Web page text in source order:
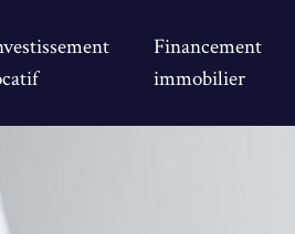
Financement
immobilier